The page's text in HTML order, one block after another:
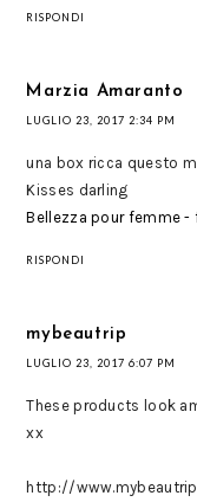
RISPONDI
Marzia Amaranto
LUGLIO 23, 2017 2:34 PM
una box ricca questo
Kisses darling
Bellezza pour femme -
RISPONDI
mybeautrip
LUGLIO 23, 2017 6:07 PM
These products look
xx
http://